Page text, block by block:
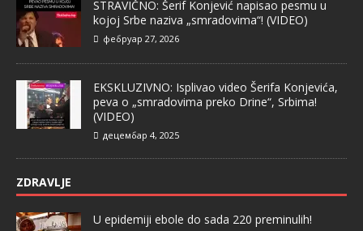
STRAVIČNO: Šerif Konjević napisao pesmu u
kojoj Srbe naziva „smradovima“! (VIDEO)
фебруар 27, 2026
EKSKLUZIVNO: Isplivao video Šerifa Konjevića,
peva o „smradovima preko Drine“, Srbima!
(VIDEO)
децембар 4, 2025
ZDRAVLJE
U epidemiji ebole do sada 220 preminulih!